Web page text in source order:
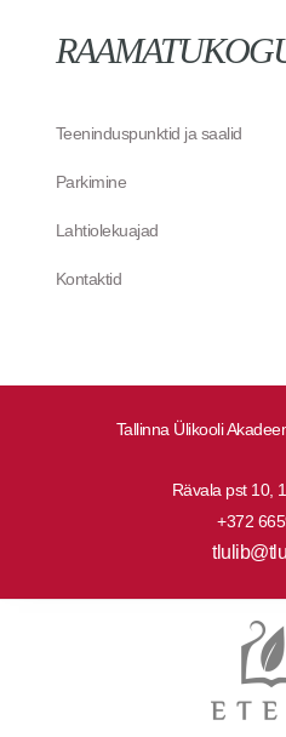
Tallinna Ülikooli
Rävala pst 10,
+372
Teeninduspunktid ja saalid
Parkimine
Lahtiolekuajad
Kontaktid